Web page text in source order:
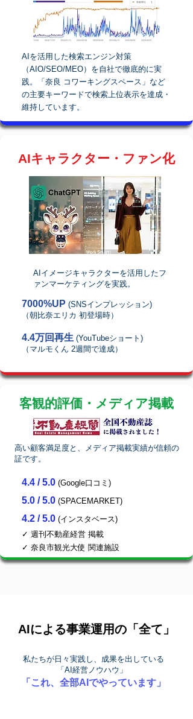
AIを活用した検索エンジン対策
（AIO/SEO/MEO）を自社で徹底的に実
践。「奈良 コワーキングスペース」など
の主要キーワードで検索上位表示を達成・
維持しています。
AIキャラクター・ファン化
AIイメージキャラクターを活用したフ
ァンマーケティングを実践。
7000%UP (SNSインプレッション)
（朝比奈エリカ 初登場時）
4.4万回再生 (YouTubeショート)
（マルモくん 2週間で達成）
客観的評価・メディア掲載
高い顧客満足度と、メディア掲載実績が信頼の
証です。
4.4 / 5.0 (Google口コミ)
5.0 / 5.0 (SPACEMARKET)
4.2 / 5.0 (インスタベース)
✓ 週刊不動産経営 掲載
✓ 奈良市観光大使 関連施設
AIによる事業運用の「全て」
私たちが日々実践し、成果を出している
「AI経営ノウハウ」
「これ、全部AIでやっています」